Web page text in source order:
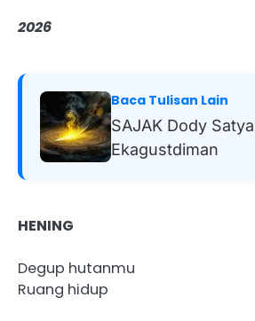
2026
Baca Tulisan Lain
SAJAK Dody Satya
Ekagustdiman
HENING
Degup hutanmu
Ruang hidup